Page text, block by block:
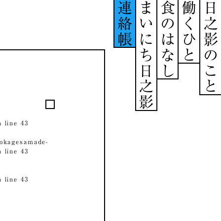
日之影のこと
働くひと
食のはなし
まいにち日之影
連絡帳
line 43
line 43
line 43